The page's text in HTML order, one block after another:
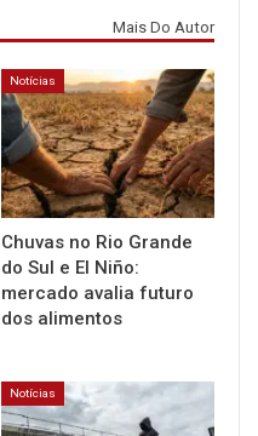
Mais Do Autor
Notícias
Chuvas no Rio Grande
do Sul e El Niño:
mercado avalia futuro
dos alimentos
Notícias